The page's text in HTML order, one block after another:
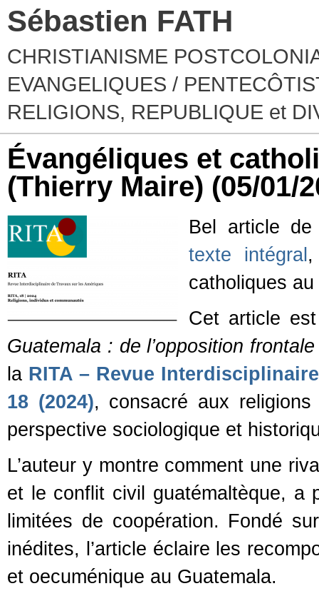
Sébastien FATH
CHRISTIANISME
EVANGELIQUES /
RELIGIONS, REPUBLIQUE et
Évangéliques et
(Thierry Maire) (05/01/
Bel article
texte intégral ,
catholiques
Cet article
Guatemala : de l’opposition
la RITA – Revue
18 (2024), consacré aux
perspective sociologique et
L’auteur y montre comment une
et le conflit civil guatémaltèque, a
limitées de coopération. Fondé
inédites, l’article éclaire les
et oecuménique au Guatemala.